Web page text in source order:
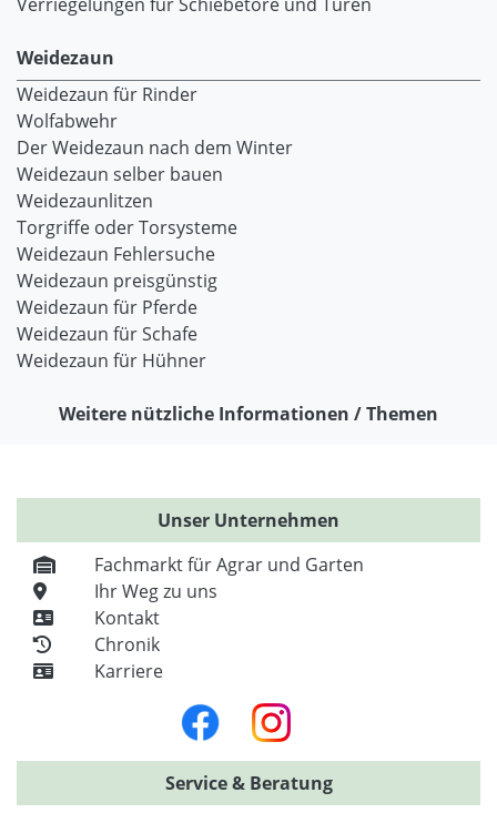
Weidezaun
Weidezaun für Rinder
Wolfabwehr
Der Weidezaun nach dem Winter
Weidezaun selber bauen
Weidezaunlitzen
Torgriffe oder Torsysteme
Weidezaun Fehlersuche
Weidezaun preisgünstig
Weidezaun für Pferde
Weidezaun für Schafe
Weidezaun für Hühner
Weitere nützliche Informationen / Themen
Unser Unternehmen
Fachmarkt für Agrar und Garten
Ihr Weg zu uns
Kontakt
Chronik
Karriere
Service & Beratung